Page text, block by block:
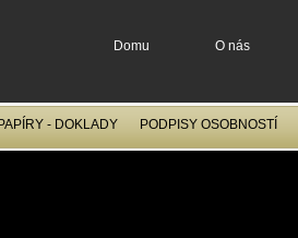
Domu O nás
- DOKLADY PODPISY OSOBNOSTÍ